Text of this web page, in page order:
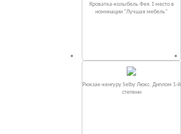
Кроватка-колыбель Фея.1 место в
номинации "Лучшая мебель"
Рюкзак-кенгуру Selby Люкс. Диплом 1-й
степени